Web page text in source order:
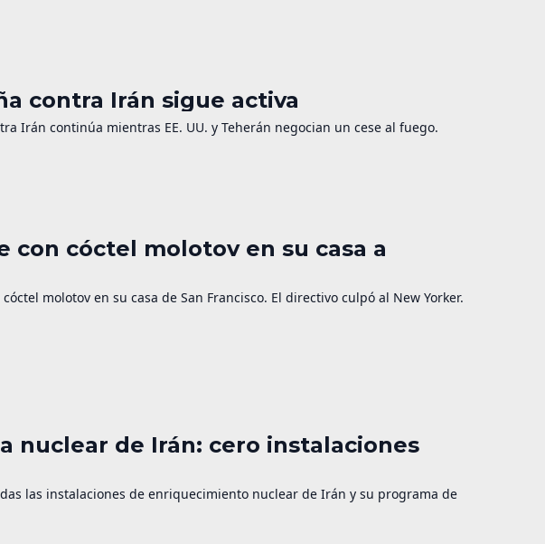
contra Irán sigue activa
Irán continúa mientras EE. UU. y Teherán negocian un cese al fuego.
con cóctel molotov en su casa a
molotov en su casa de San Francisco. El directivo culpó al New Yorker.
nuclear de Irán: cero instalaciones
las instalaciones de enriquecimiento nuclear de Irán y su programa de